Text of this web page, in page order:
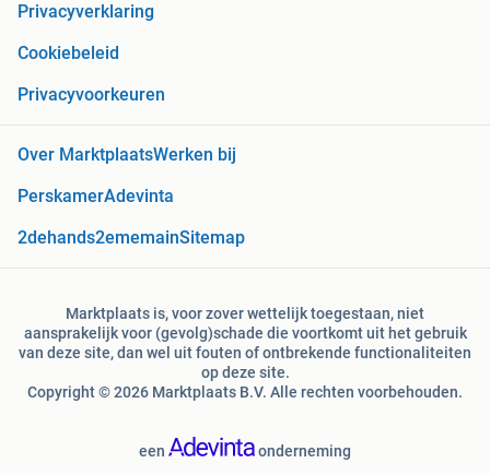
Privacyverklaring
Cookiebeleid
Privacyvoorkeuren
Over MarktplaatsWerken bij
PerskamerAdevinta
2dehands2ememainSitemap
Marktplaats is, voor zover wettelijk toegestaan, niet
aansprakelijk voor (gevolg)schade die voortkomt uit het gebruik
van deze site, dan wel uit fouten of ontbrekende functionaliteiten
op deze site.
Copyright © 2026 Marktplaats B.V. Alle rechten voorbehouden.
een onderneming